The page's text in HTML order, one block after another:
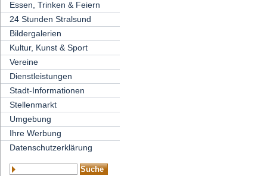
Essen, Trinken & Feiern
24 Stunden Stralsund
Bildergalerien
Kultur, Kunst & Sport
Vereine
Dienstleistungen
Stadt-Informationen
Stellenmarkt
Umgebung
Ihre Werbung
Datenschutzerklärung